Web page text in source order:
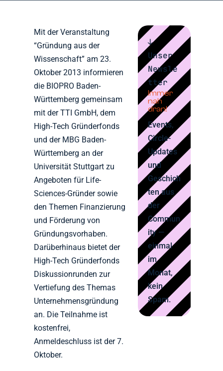
Mit der Veranstaltung
“Gründung aus der
Wissenschaft” am 23.
Oktober 2013 informieren
die BIOPRO Baden-
Württemberg gemeinsam
mit der TTI GmbH, dem
High-Tech Gründerfonds
und der MBG Baden-
Württemberg an der
Universität Stuttgart zu
Angeboten für Life-
Sciences-Gründer sowie
den Themen Finanzierung
und Förderung von
Gründungsvorhaben.
Darüberhinaus bietet der
High-Tech Gründerfonds
Diskussionrunden zur
Vertiefung des Themas
Unternehmensgründung
an. Die Teilnahme ist
kostenfrei,
Anmeldeschluss ist der 7.
Oktober.
↓
Unser
Newsle
tter
Immer
nah
dran!
Events,
Circle-
Updates
und
Geschich
ten aus
der
Commun
ity —
einmal
im
Monat,
kein
Spam.